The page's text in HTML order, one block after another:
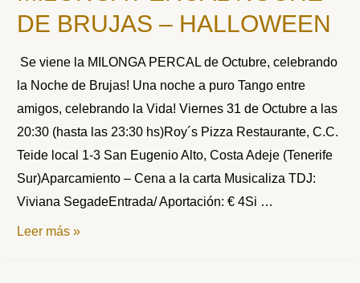
DE BRUJAS – HALLOWEEN
Se viene la MILONGA PERCAL de Octubre, celebrando
la Noche de Brujas! Una noche a puro Tango entre
amigos, celebrando la Vida! Viernes 31 de Octubre a las
20:30 (hasta las 23:30 hs)Roy´s Pizza Restaurante, C.C.
Teide local 1-3 San Eugenio Alto, Costa Adeje (Tenerife
Sur)Aparcamiento – Cena a la carta Musicaliza TDJ:
Viviana SegadeEntrada/ Aportación: € 4Si …
MILONGA
Leer más »